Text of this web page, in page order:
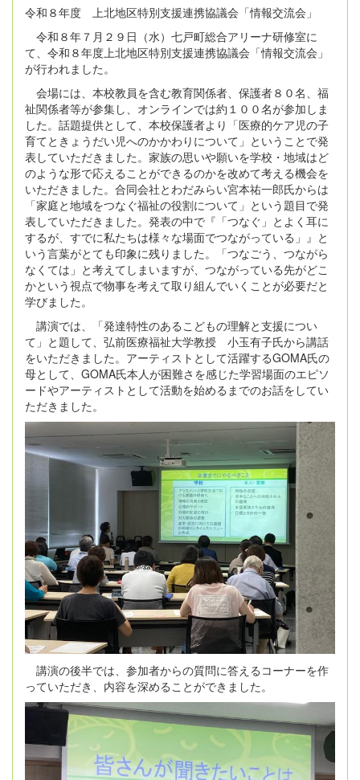
令和８年度 上北地区特別支援連携協議会「情報交流会」
令和８年７月２９日（水）七戸町総合アリーナ研修室に
て、令和８年度上北地区特別支援連携協議会「情報交流会」
が行われました。
会場には、本校教員を含む教育関係者、保護者８０名、福
祉関係者等が参集し、オンラインでは約１００名が参加しま
した。話題提供として、本校保護者より「医療的ケア児の子
育てときょうだい児へのかかわりについて」ということで発
表していただきました。家族の思いや願いを学校・地域はど
のような形で応えることができるのかを改めて考える機会を
いただきました。合同会社とわだみらい宮本祐一郎氏からは
「家庭と地域をつなぐ福祉の役割について」という題目で発
表していただきました。発表の中で『「つなぐ」とよく耳に
するが、すでに私たちは様々な場面でつながっている」』と
いう言葉がとても印象に残りました。「つなごう、つながら
なくては」と考えてしまいますが、つながっている先がどこ
かという視点で物事を考えて取り組んでいくことが必要だと
学びました。
講演では、「発達特性のあるこどもの理解と支援につい
て」と題して、弘前医療福祉大学教授 小玉有子氏から講話
をいただきました。アーティストとして活躍するGOMA氏の
母として、GOMA氏本人が困難さを感じた学習場面のエピソ
ードやアーティストとして活動を始めるまでのお話をしてい
ただきました。
講演の後半では、参加者からの質問に答えるコーナーを作
っていただき、内容を深めることができました。